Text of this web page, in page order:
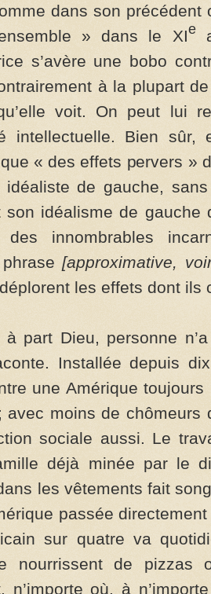
dans son précédent
» dans le XIe
s’avère une bobo
à la plupart
voit. On peut lui
intellectuelle. Bien
« des effets pervers »
idéaliste de gauche,
son idéalisme de
innombrables
phrase[approximative,
les effets dont ils
à part Dieu, personne
Installée depuis
une Amérique
avec moins de chômeurs
sociale aussi. Le
déjà minée par le
les vêtements fait
passée
sur quatre va
nourrissent de pizzas
n’importe où, à